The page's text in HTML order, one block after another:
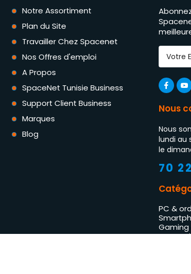
Notre Assortiment
Plan du Site
Travailler Chez Spacenet
Nos Offres d'emploi
A Propos
SpaceNet Tunisie Business
Support Client Business
Marques
Blog
Nous
Nous
lundi au
le
70
PC &
Gaming